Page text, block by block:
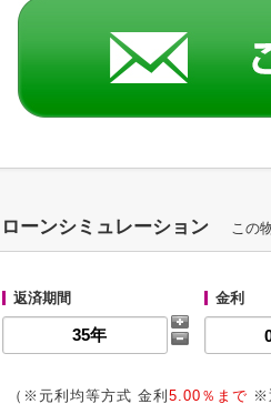
ローンシミュレーション この
返済期間 金利
（※元利均等方式 金利 5.00％まで ※